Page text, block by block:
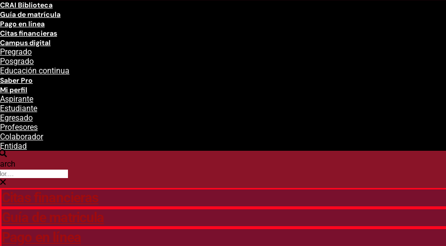
CRAI Biblioteca
Guía de matrícula
Pago en línea
Citas financieras
Campus digital
Pregrado
Posgrado
Educación continua
Saber Pro
Mi perfil
Aspirante
Estudiante
Egresado
Profesores
Colaborador
Entidad
Citas financieras
Guía de matricula
Pago en línea